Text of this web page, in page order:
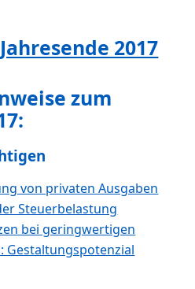
2017
zum
von privaten Ausgaben
Steuerbelastung
bei geringwertigen
Gestaltungspotenzial